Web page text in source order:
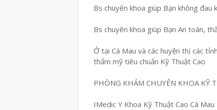
Bs chuyên khoa giúp Bạn không
Bs chuyên khoa giúp Bạn An toàn,
Ở tại Cà Mau và các huyện thị các
thẩm mỹ tiêu chuẩn Kỹ Thuật Cao
PHÒNG KHÁM CHUYÊN KHOA KỸ
IMedic Y Khoa Kỹ Thuật Cao Cà Mau